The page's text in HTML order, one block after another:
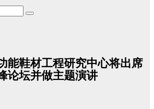
能鞋材工程研究中心将出席
论坛并做主题演讲